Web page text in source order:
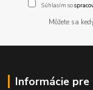
Súhlasím so
Môžete sa
Informácie pre